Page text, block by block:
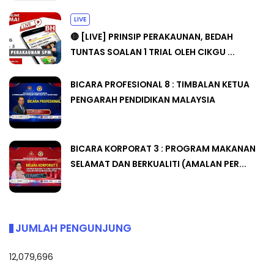
LIVE
🔴 [LIVE] PRINSIP PERAKAUNAN, BEDAH
TUNTAS SOALAN 1 TRIAL OLEH CIKGU ...
BICARA PROFESIONAL 8 : TIMBALAN KETUA
PENGARAH PENDIDIKAN MALAYSIA
BICARA KORPORAT 3 : PROGRAM MAKANAN
SELAMAT DAN BERKUALITI (AMALAN PER...
JUMLAH PENGUNJUNG
12,079,696